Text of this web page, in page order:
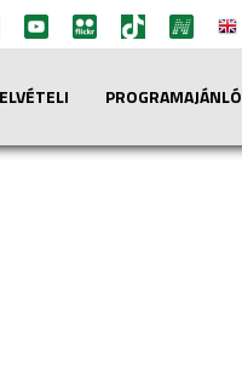
PROGRAMAJÁNLÓ